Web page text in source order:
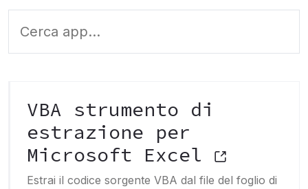
VBA strumento di
estrazione per
Microsoft Excel
Estrai il codice sorgente VBA dal file del foglio di